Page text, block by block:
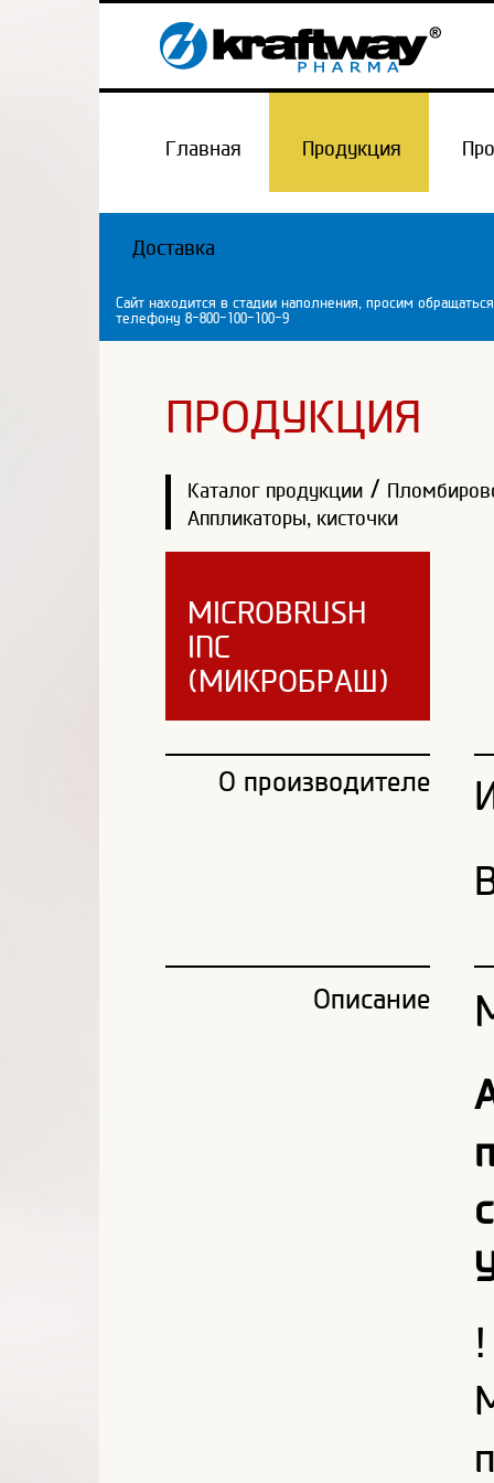
Главная Продукция
Доставка
Сайт находится в стадии наполнения, просим
телефону 8-800-100-100-9
ПРОДУКЦИЯ
Каталог продукции /
Аппликаторы, кисточки
MICROBRUSH
INC
(МИКРОБРАШ)
О производителе
Описание